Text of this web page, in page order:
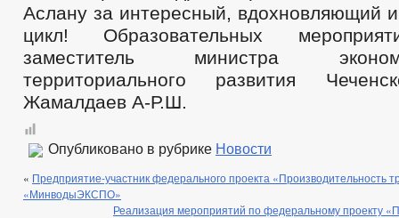
Аслану за интересный, вдохновляющий
цикл! Образовательных
заместитель министра
территориального развития
Жамалдаев А-Р.Ш.
Опубликовано в рубрике Новости
« Предприятие-участник федерального проекта «Производительность
«МинводыЭКСПО»
Реализация мероприятий по федеральному проекту